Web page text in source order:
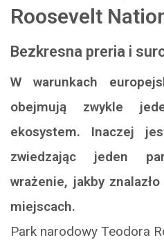
Roosevelt
Bezkresna preria i
W warunkach
obejmują zwykle
ekosystem. Inaczej
zwiedzając jeden
wrażenie, jakby
miejscach.
Park narodowy Teodora